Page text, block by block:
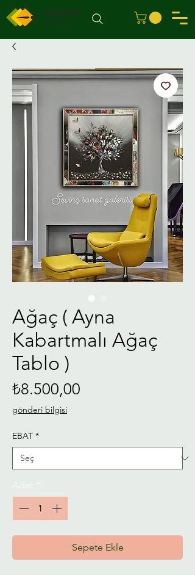
Ağaç ( Ayna
Kabartmalı Ağaç
Tablo )
₺8.500,00
gönderi bilgisi
EBAT *
Sepete Ekle